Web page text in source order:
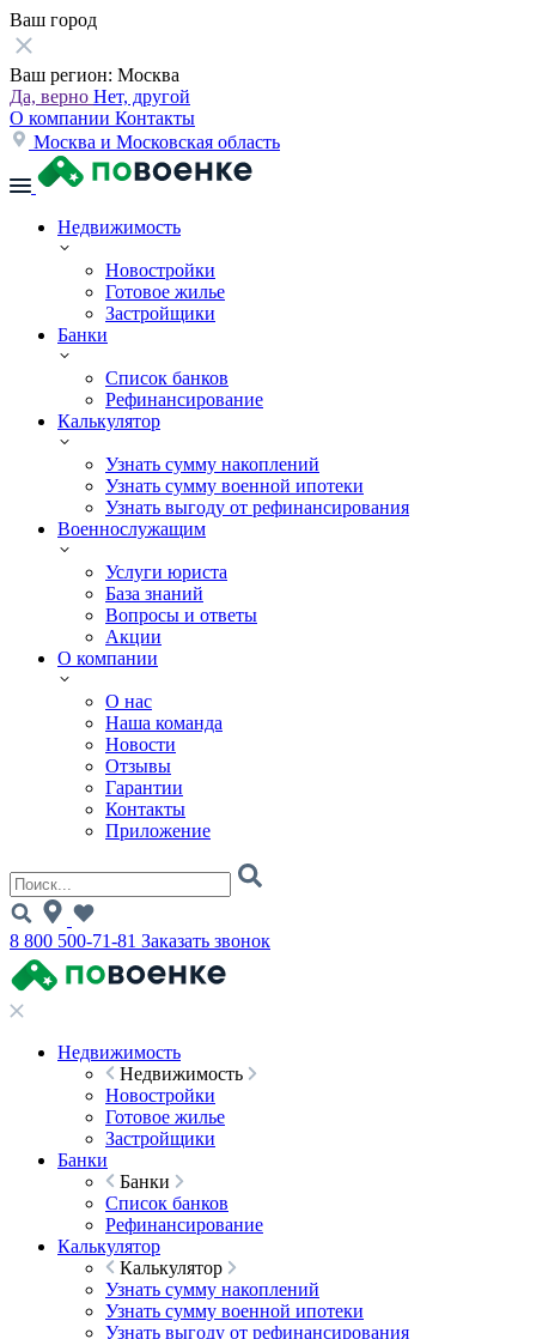
Ваш город
Ваш регион: Москва
Да, верно Нет, другой
О компании Контакты
Москва и Московская область
Недвижимость
Новостройки
Готовое жилье
Застройщики
Банки
Список банков
Рефинансирование
Калькулятор
Узнать сумму накоплений
Узнать сумму военной ипотеки
Узнать выгоду от рефинансирования
Военнослужащим
Услуги юриста
База знаний
Вопросы и ответы
Акции
О компании
О нас
Наша команда
Новости
Отзывы
Гарантии
Контакты
Приложение
8 800 500-71-81 Заказать звонок
Недвижимость
Недвижимость
Новостройки
Готовое жилье
Застройщики
Банки
Банки
Список банков
Рефинансирование
Калькулятор
Калькулятор
Узнать сумму накоплений
Узнать сумму военной ипотеки
Узнать выгоду от рефинансирования